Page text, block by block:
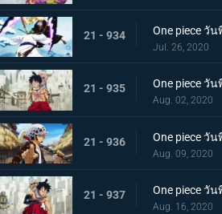
21 - 934
Jul. 26, 2020
21 - 935
Aug. 02, 2020
21 - 936
Aug. 09, 2020
21 - 937
Aug. 16, 2020